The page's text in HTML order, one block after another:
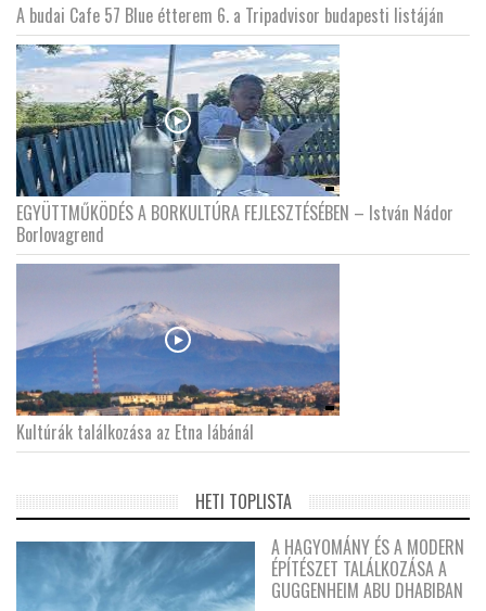
A budai Cafe 57 Blue étterem 6. a Tripadvisor budapesti listáján
EGYÜTTMŰKÖDÉS A BORKULTÚRA FEJLESZTÉSÉBEN – István Nádor
Borlovagrend
Kultúrák találkozása az Etna lábánál
HETI TOPLISTA
A HAGYOMÁNY ÉS A MODERN
ÉPÍTÉSZET TALÁLKOZÁSA A
GUGGENHEIM ABU DHABIBAN